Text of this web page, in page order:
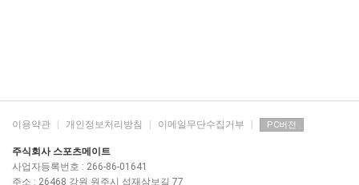
이용약관 개인정보처리방침 이메일무단수집거부 PC버전
주식회사 스포츠메이트
사업자등록번호 : 266-86-01641
주소 : 26468 강원 원주시 섭재삼보길 77